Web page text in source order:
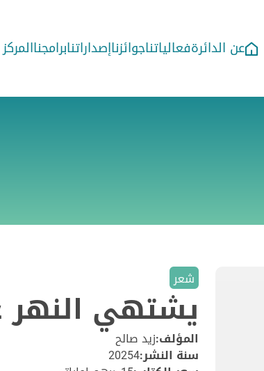
عن الدائرةفعالياتناجوائزناإصداراتنابرامجنا
شعر
يشتهي النهر
المؤلف:زيد صالح
سنة النشر:20254